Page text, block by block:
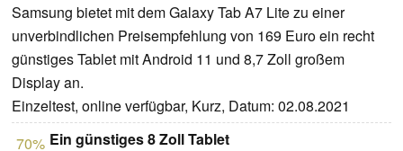
Samsung bietet mit dem Galaxy Tab A7 Lite zu einer
unverbindlichen Preisempfehlung von 169 Euro ein recht
günstiges Tablet mit Android 11 und 8,7 Zoll großem
Display an.
Einzeltest, online verfügbar, Kurz, Datum: 02.08.2021
70% Ein günstiges 8 Zoll Tablet